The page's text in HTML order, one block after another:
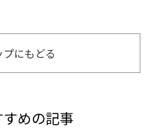
にもどる
めの記事